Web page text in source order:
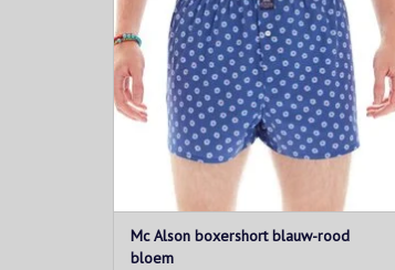
Mc Alson boxershort blauw-rood
bloem